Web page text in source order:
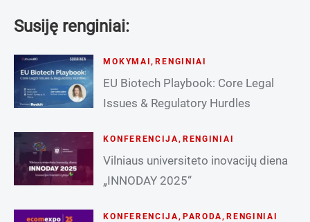
Susiję renginiai:
MOKYMAI ,RENGINIAI
EU Biotech Playbook: Core Legal
Issues & Regulatory Hurdles
KONFERENCIJA , RENGINIAI
Vilniaus universiteto inovacijų diena
„INNODAY 2025“
KONFERENCIJA , PARODA ,RENGINIAI